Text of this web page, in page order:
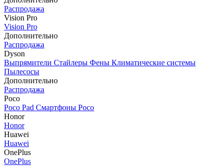
Распродажа
Vision Pro
Vision Pro
Дополнительно
Распродажа
Dyson
Выпрямители Стайлеры Фены Климатические системы
Пылесосы
Дополнительно
Распродажа
Poco
Poco Pad Смартфоны Poco
Honor
Honor
Huawei
Huawei
OnePlus
OnePlus